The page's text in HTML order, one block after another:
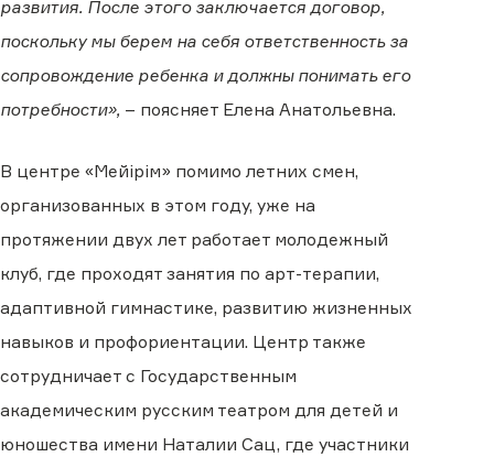
развития. После этого заключается договор,
поскольку мы берем на себя ответственность за
сопровождение ребенка и должны понимать его
потребности», – поясняет Елена Анатольевна.
В центре «Мейірім» помимо летних смен,
организованных в этом году, уже на
протяжении двух лет работает молодежный
клуб, где проходят занятия по арт-терапии,
адаптивной гимнастике, развитию жизненных
навыков и профориентации. Центр также
сотрудничает с Государственным
академическим русским театром для детей и
юношества имени Наталии Сац, где участники